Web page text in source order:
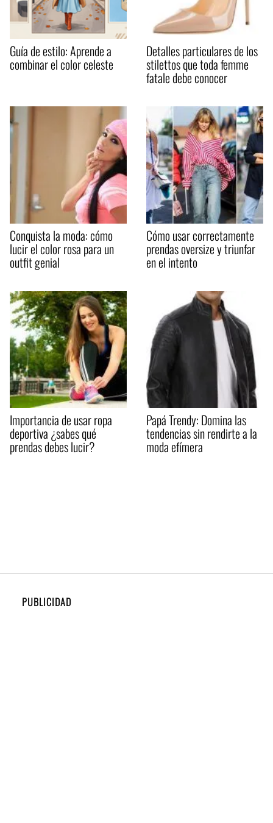
Guía de estilo: Aprende a
combinar el color celeste
Detalles particulares de los
stilettos que toda femme
fatale debe conocer
Conquista la moda: cómo
lucir el color rosa para un
outfit genial
Cómo usar correctamente
prendas oversize y triunfar
en el intento
Importancia de usar ropa
deportiva ¿sabes qué
prendas debes lucir?
Papá Trendy: Domina las
tendencias sin rendirte a la
moda efímera
PUBLICIDAD